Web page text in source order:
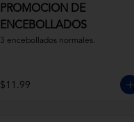
PROMOCION DE
ENCEBOLLADOS
3 encebollados normales.
$11.99